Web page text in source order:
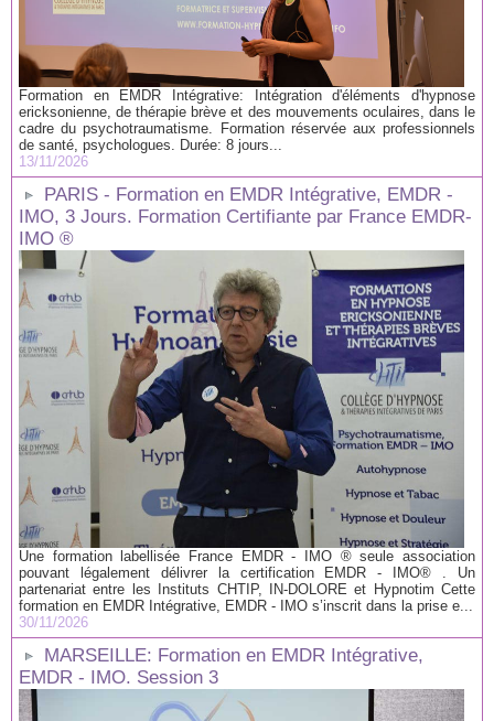
Formation en EMDR Intégrative: Intégration d'éléments d'hypnose
ericksonienne, de thérapie brève et des mouvements oculaires, dans le
cadre du psychotraumatisme. Formation réservée aux professionnels
de santé, psychologues. Durée: 8 jours...
13/11/2026
PARIS - Formation en EMDR Intégrative, EMDR -
IMO, 3 Jours. Formation Certifiante par France EMDR-
IMO ®
Une formation labellisée France EMDR - IMO ® seule association
pouvant légalement délivrer la certification EMDR - IMO® . Un
partenariat entre les Instituts CHTIP, IN-DOLORE et Hypnotim Cette
formation en EMDR Intégrative, EMDR - IMO s’inscrit dans la prise e...
30/11/2026
MARSEILLE: Formation en EMDR Intégrative,
EMDR - IMO. Session 3